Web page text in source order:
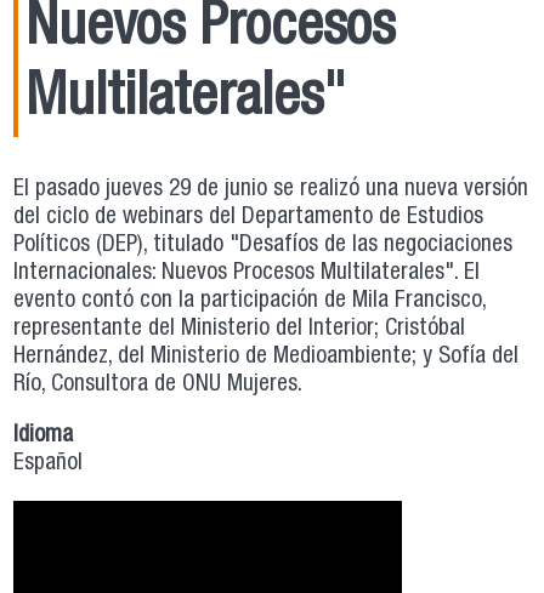
Nuevos Procesos
Multilaterales"
El pasado jueves 29 de junio se realizó una nueva versión
del ciclo de webinars del Departamento de Estudios
Políticos (DEP), titulado "Desafíos de las negociaciones
Internacionales: Nuevos Procesos Multilaterales". El
evento contó con la participación de Mila Francisco,
representante del Ministerio del Interior; Cristóbal
Hernández, del Ministerio de Medioambiente; y Sofía del
Río, Consultora de ONU Mujeres.
Idioma
Español